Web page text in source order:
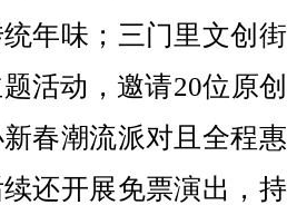
年味；三门里文创
活动，邀请20位原
春潮流派对且全程
还开展免票演出，